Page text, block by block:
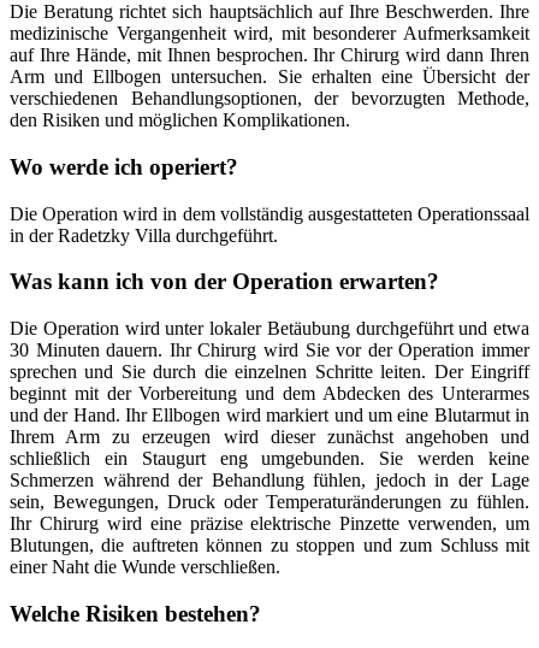
Die Beratung richtet sich hauptsächlich auf Ihre Beschwerden. Ihre
medizinische Vergangenheit wird, mit besonderer Aufmerksamkeit
auf Ihre Hände, mit Ihnen besprochen. Ihr Chirurg wird dann Ihren
Arm und Ellbogen untersuchen. Sie erhalten eine Übersicht der
verschiedenen Behandlungsoptionen, der bevorzugten Methode,
den Risiken und möglichen Komplikationen.
Wo werde ich operiert?
Die Operation wird in dem vollständig ausgestatteten Operationssaal
in der Radetzky Villa durchgeführt.
Was kann ich von der Operation erwarten?
Die Operation wird unter lokaler Betäubung durchgeführt und etwa
30 Minuten dauern. Ihr Chirurg wird Sie vor der Operation immer
sprechen und Sie durch die einzelnen Schritte leiten. Der Eingriff
beginnt mit der Vorbereitung und dem Abdecken des Unterarmes
und der Hand. Ihr Ellbogen wird markiert und um eine Blutarmut in
Ihrem Arm zu erzeugen wird dieser zunächst angehoben und
schließlich ein Staugurt eng umgebunden. Sie werden keine
Schmerzen während der Behandlung fühlen, jedoch in der Lage
sein, Bewegungen, Druck oder Temperaturänderungen zu fühlen.
Ihr Chirurg wird eine präzise elektrische Pinzette verwenden, um
Blutungen, die auftreten können zu stoppen und zum Schluss mit
einer Naht die Wunde verschließen.
Welche Risiken bestehen?